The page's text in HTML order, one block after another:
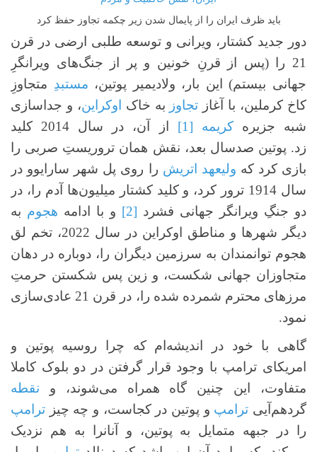
باید ظرف ایران را از پایمال شدن زیر چکمه تجاوز حفظ کرد
دور جدید کشتار، ویرانی و توسعه طلبی ارضی در قرن
21 را (پس از قرنِ خونین و پر از جنگ‌های ویرانگرِ
جهانی بیستم) این بار، ولادیمیر پوتین، مستبدِ متجاوزِ
کاخ کرملین، با آغاز تجاوز به خاک اوکراین، و جداسازی
شبه جزیرهکریمه [1]
از آن، در سال 2014 کلید
زد. پوتین صدسال بعد، نقش همان تروریستِ صربی را
بازی کرد که ولیعهد اتریش را روی پل شهر سارایوو در
سال 1914 ترور کرد، و کلید کشتار میلیون‌ها آدم را، در
دو جنگِ ویرانگر جهانی فشرد [2] و با ادامه هجوم به
دیگر شهرها و مناطق اوکراین در سال 2022، تخم لق
هجوم توانمندان به سرزمین دیگران را، دوباره در دهان
متجاوزان جهانی شکست، و زین پس شکستن حرمتِ
مرزهای محترم شمرده شده را، در قرن 21 عادی‌سازی
نمود.
گاهی با خود در اندیشه‌ام که چرا روسیه پوتین و
امریکای ترامپ با وجود قرار گرفتن در دو بلوک کاملا
متفاوت، این چنین گاه همراه می‌شوند، و نقطه
گردهم‌آیی ترامپ و پوتین در کجاست، و چه چیز ترامپ
را در جبهه متمایل به پوتین، و آنانرا به هم نزدیک